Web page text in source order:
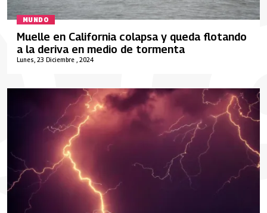
MUNDO
Lunes, 23 Diciembre , 2024
Muelle en California colapsa y queda flotando
a la deriva en medio de tormenta